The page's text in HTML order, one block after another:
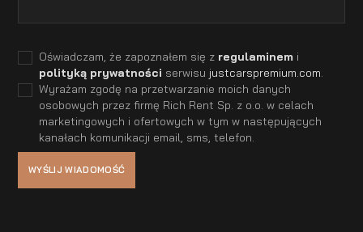
Oświadczam, że zapoznałem się z regulaminemi
polityką prywatności serwisu justcarspremium.com
Wyrażam zgodę na przetwarzanie moich danych
osobowych przez firmę Rich Rent Sp. z o.o. w celach
marketingowych i ofertowych w tym w następujących
kanałach komunikacji email, sms, telefon.